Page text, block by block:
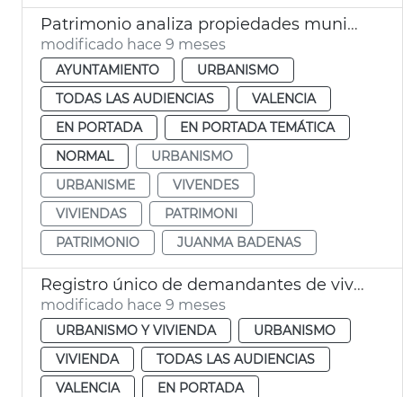
Patrimonio analiza propiedades municipales para hacer viviendas
modificado hace 9 meses
AYUNTAMIENTO
URBANISMO
TODAS LAS AUDIENCIAS
VALENCIA
EN PORTADA
EN PORTADA TEMÁTICA
NORMAL
URBANISMO
URBANISME
VIVENDES
VIVIENDAS
PATRIMONI
PATRIMONIO
JUANMA BADENAS
Registro único de demandantes de viviendas
modificado hace 9 meses
URBANISMO Y VIVIENDA
URBANISMO
VIVIENDA
TODAS LAS AUDIENCIAS
VALENCIA
EN PORTADA